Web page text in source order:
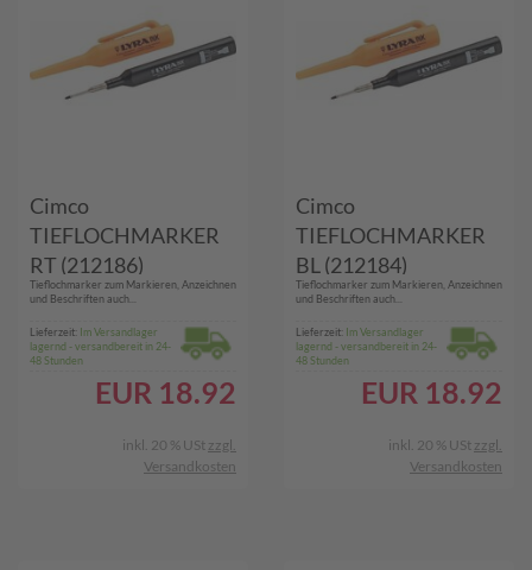
Cimco
TIEFLOCHMARKER
RT (212186)
Tieflochmarker zum Markieren, Anzeichnen
und Beschriften auch...
Lieferzeit: Im Versandlager
lagernd - versandbereit in 24-
48 Stunden
EUR 18.92
inkl. 20 % USt zzgl.
Versandkosten
Cimco
TIEFLOCHMARKER
BL (212184)
Tieflochmarker zum Markieren, Anzeichnen
und Beschriften auch...
Lieferzeit: Im Versandlager
lagernd - versandbereit in 24-
48 Stunden
EUR 18.92
inkl. 20 % USt zzgl.
Versandkosten